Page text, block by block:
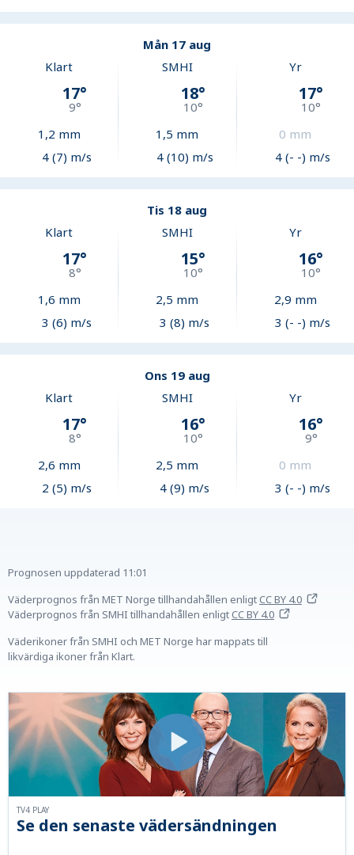
Mån 17 aug
Klart
17°
9°
1,2 mm
4 (7) m/s
SMHI
18°
10°
1,5 mm
4 (10) m/s
Yr
17°
10°
0 mm
4 (- -) m/s
Tis 18 aug
Klart
17°
8°
1,6 mm
3 (6) m/s
SMHI
15°
10°
2,5 mm
3 (8) m/s
Yr
16°
10°
2,9 mm
3 (- -) m/s
Ons 19 aug
Klart
17°
8°
2,6 mm
2 (5) m/s
SMHI
16°
10°
2,5 mm
4 (9) m/s
Yr
16°
9°
0 mm
3 (- -) m/s
Prognosen uppdaterad 11:01
Väderprognos från MET Norge tillhandahållen enligtCC BY 4.0
Väderprognos från SMHI tillhandahållen enligtCC BY 4.0
Väderikoner från SMHI och MET Norge har mappats till
likvärdiga ikoner från Klart.
Se den senaste vädersändningen
TV4 PLAY